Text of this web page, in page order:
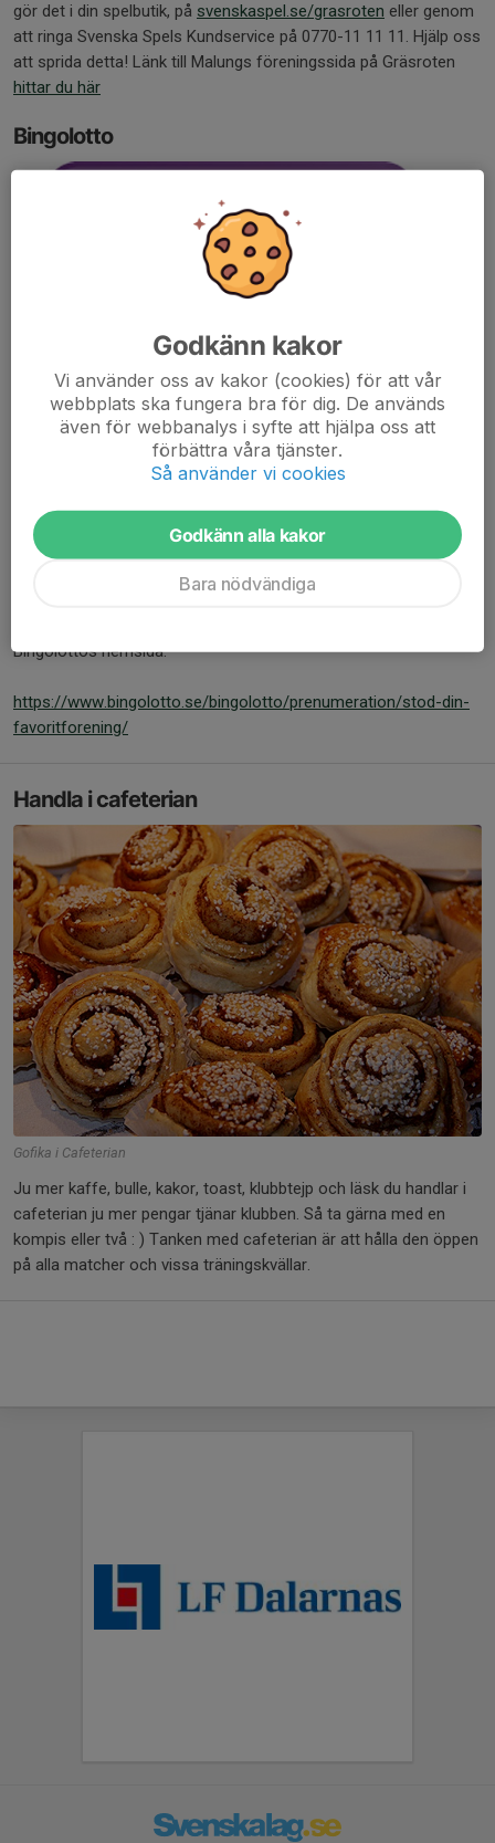
gör det i din spelbutik, på svenskaspel.se/grasroten eller genom
att ringa Svenska Spels Kundservice på 0770-11 11 11. Hjälp oss
att sprida detta! Länk till Malungs föreningssida på Gräsroten
hittar du här
Bingolotto
Koppla dina Bingolotter till Malungs IF Hockey så blir det ett
skönt klirr i klubbkassan varje gång du köper en lott eller
Bingolottos hemsida:
https://www.bingolotto.se/bingolotto/prenumeration/stod-din-
favoritforening/
Handla i cafeterian
Gofika i Cafeterian
Ju mer kaffe, bulle, kakor, toast, klubbtejp och läsk du handlar i
cafeterian ju mer pengar tjänar klubben. Så ta gärna med en
kompis eller två : ) Tanken med cafeterian är att hålla den öppen
på alla matcher och vissa träningskvällar.
Godkänn kakor
Vi använder oss av kakor (cookies) för att vår
webbplats ska fungera bra för dig. De används
även för webbanalys i syfte att hjälpa oss att
förbättra våra tjänster.
Så använder vi cookies
Godkänn alla kakor
Bara nödvändiga